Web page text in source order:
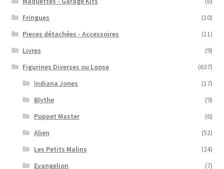
Fringues
(10)
Pieces détachées - Accessoires
(11)
Livres
(9)
Figurines Diverses ou Loose
(637)
Indiana Jones
(17)
Blythe
(9)
Puppet Master
(6)
Alien
(52)
Les Petits Malins
(24)
Evangelion
(7)